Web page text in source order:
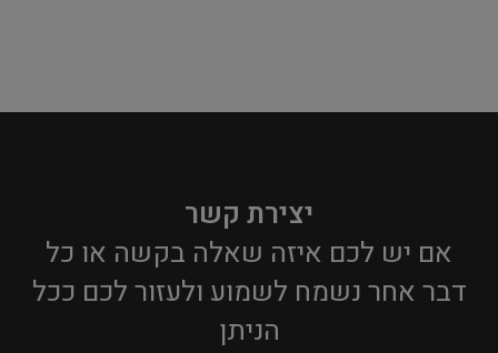
יצירת קשר
אם יש לכם איזה שאלה בקשה או כל
דבר אחר נשמח לשמוע ולעזור לכם ככל
הניתן​